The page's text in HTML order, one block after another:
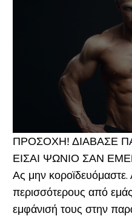
ΠΡΟΣΟΧΗ! ΔΙΑΒΑΣΕ
ΕΙΣΑΙ ΨΩΝΙΟ ΣΑΝ
Ας μην κοροϊδευόμαστε.
περισσότερους από
εμφάνισή τους στην